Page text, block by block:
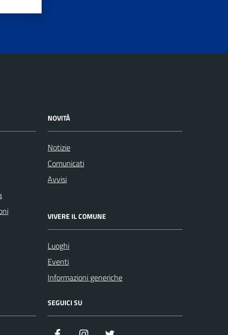
NOVITÀ
Notizie
Comunicati
Avvisi
VIVERE IL COMUNE
Luoghi
Eventi
Informazioni generiche
SEGUICI SU